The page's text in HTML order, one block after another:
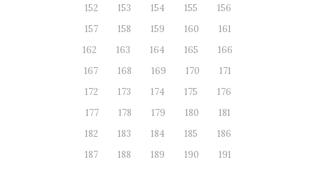
152
153 154 155
156
157
158 159 160
161
162
163 164 165
166
167
168 169 170
171
172
173 174 175
176
177
178 179 180
181
182
183 184 185
186
187
188 189 190
191